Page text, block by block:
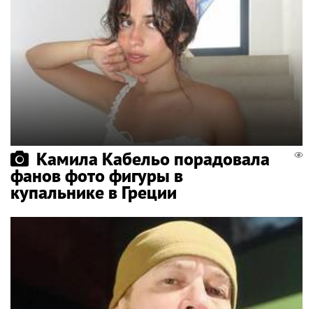
Камила Кабельо порадовала
фанов фото фигуры в
купальнике в Греции